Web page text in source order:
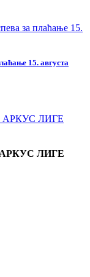
15. августа
ЛИГЕ